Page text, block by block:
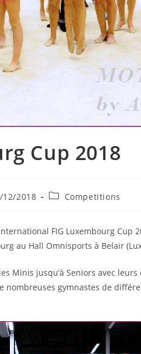
Cup 2018
12/2018 Competitions
FIG Luxembourg Cup
au Hall Omnisports à Belair
Minis jusqu’à Seniors avec
gymnastes de